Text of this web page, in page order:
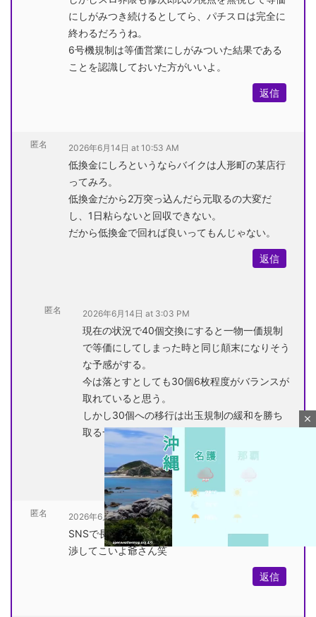
にしがみつき続けるとしてら、パチスロは完全に
終わるだろうね。
6号機規制は等価営業にしがみついた結果である
ことを認識しておいた方がいいよ。
返信
匿名 2026年6月14日 at 10:53 AM
低換金にしろというならバイクは人形町の某店行
ってみろ。
低換金だから2万突っ込んだら元取るの大変だ
し、1日粘らないと回収できない。
だから低換金で回れば良いってもんじゃない。
返信
匿名 2026年6月14日 at 3:03 PM
現在の状況で40個交換にすると一物一価規制
で等価にしてしまった時と同じ顛末になりそう
な予感がする。
今は落とすとしても30個6枚程度がバランスが
取れていると思う。
しかし30個への移行は出玉規制の緩和を勝ち
取る一歩になる可能性が高いと思う。
匿名 2026年6月14日 at 10:46 AM
SNSで長文ぼやいてないでさっさとメーカーと交
渉してこいよ爺さん笑
返信
close
M